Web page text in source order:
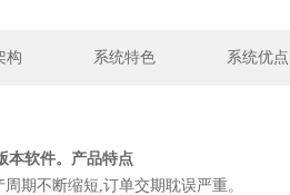
构 系统特色 系统优点
软件。 产品特点
期不断缩短,订单交期耽误严重。